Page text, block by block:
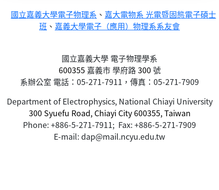
國立嘉義大學電子物理系 、 嘉大電物系 光電暨固態電子碩士
班 、 嘉義大學電子（應用）物理系系友會
國立嘉義大學 電子物理學系
600355 嘉義市學府路300 號
系辦公室 電話：05-271-7911，傳真：05-271-7909
Department of Electrophysics, National Chiayi University
300 Syuefu Road, Chiayi City 600355, Taiwan
Phone: +886-5-271-7911; Fax: +886-5-271-7909
E-mail: dap@mail.ncyu.edu.tw